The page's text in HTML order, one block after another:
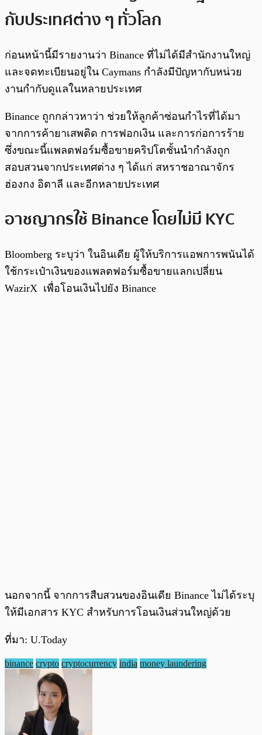
กับประเทศต่าง ๆ ทั่วโลก
ก่อนหน้านี้มีรายงานว่า Binance ที่ไม่ได้มีสำนักงานใหญ่
และจดทะเบียนอยู่ใน Caymans กำลังมีปัญหากับหน่วย
งานกำกับดูแลในหลายประเทศ
Binance ถูกกล่าวหาว่า ช่วยให้ลูกค้าซ่อนกำไรที่ได้มา
จากการค้ายาเสพติด การฟอกเงิน และการก่อการร้าย
ซึ่งขณะนี้แพลตฟอร์มซื้อขายคริปโตชั้นนำกำลังถูก
สอบสวนจากประเทศต่าง ๆ ได้แก่ สหราชอาณาจักร
ฮ่องกง อิตาลี และอีกหลายประเทศ
อาชญากรใช้ Binance โดยไม่มี KYC
Bloomberg ระบุว่า ในอินเดีย ผู้ให้บริการแอพการพนันได้
ใช้กระเป๋าเงินของแพลตฟอร์มซื้อขายแลกเปลี่ยน
WazirX เพื่อโอนเงินไปยัง Binance
นอกจากนี้ จากการสืบสวนของอินเดีย Binance ไม่ได้ระบุ
ให้มีเอกสาร KYC สำหรับการโอนเงินส่วนใหญ่ด้วย
ที่มา: U.Today
binance crypto cryptocurrency india money laundering